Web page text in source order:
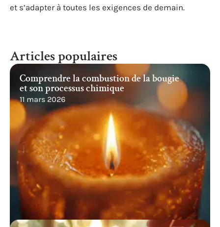
et s’adapter à toutes les exigences de demain.
Articles populaires
Comprendre la combustion de la bougie
et son processus chimique
11 mars 2026